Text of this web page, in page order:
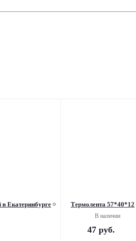
в Екатеринбурге Термолента 57*40*12
В наличии
47руб.